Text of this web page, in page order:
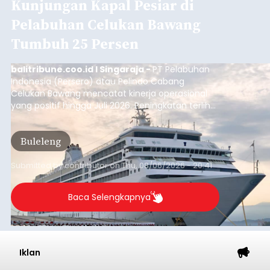
Kunjungan Kapal Pesiar di
Pelabuhan Celukan Bawang
Tumbuh 25 Persen
balitribune.coo.id I Singaraja -PT Pelabuhan
Indonesia (Persero) atau Pelindo Cabang
Celukan Bawang mencatat kinerja operasional
yang positif hingga Juli 2026. Peningkatan terlihat
dari arus kapal yang mencapai 1,48 juta Gross
Tonnage (GT), atau tumbuh 12,4 persen
dibandingkan periode yang sama tahun lalu
yang tercatat sebesar 1,32 juta GT.
Buleleng
Submitted bycontributoronThu, 08/06/2026 - 20:41
Baca Selengkapnya
Iklan